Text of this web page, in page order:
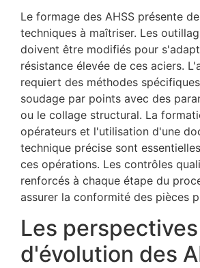
Le formage des AHSS présente
techniques à maîtriser. Les
doivent être modifiés pour
résistance élevée de ces aciers.
requiert des méthodes
soudage par points avec des
ou le collage structural. La
opérateurs et l'utilisation d'une
technique précise sont
ces opérations. Les contrôles
renforcés à chaque étape du
assurer la conformité des pièces
Les perspectives
d'évolution des